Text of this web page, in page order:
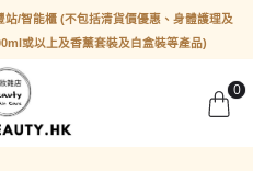
/智能櫃 (不包括清貨價優惠、身體護理及
或以上及香薰套裝及白盒裝等產品)
0